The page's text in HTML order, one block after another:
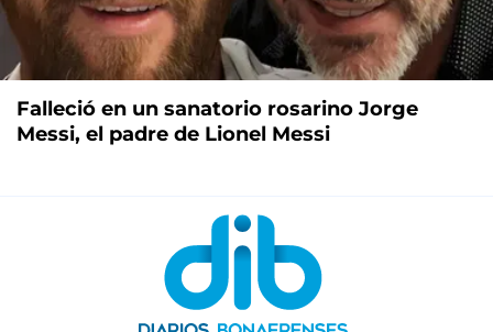
Falleció en un sanatorio rosarino Jorge
Messi, el padre de Lionel Messi